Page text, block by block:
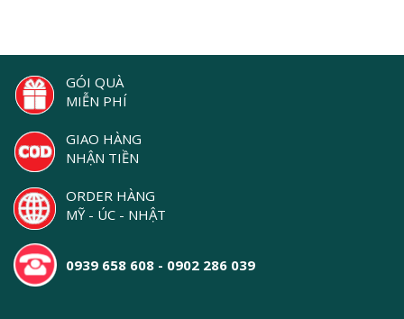
GÓI QUÀ
MIỄN PHÍ
GIAO HÀNG
NHẬN TIỀN
ORDER HÀNG
MỸ - ÚC - NHẬT
0939 658 608 - 0902 286 039